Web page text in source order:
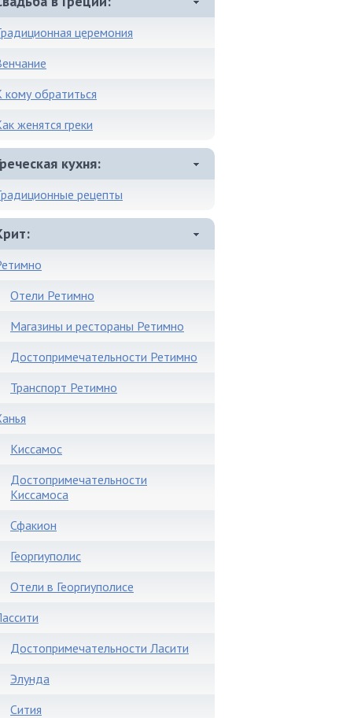
церемония
кому обратиться
женятся греки
кухня
рецепты
Отели Ретимно
Магазины и рестораны Ретимно
Достопримечательности Ретимно
Транспорт Ретимно
Киссамос
Достопримечательности
Киссамоса
Сфакион
Георгиуполис
Отели в Георгиуполисе
Достопримечательности Ласити
Элунда
Сития